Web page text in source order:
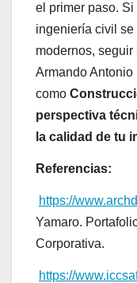
el primer paso.
ingeniería civil
modernos,
Armando
como
perspectiva
la calidad de tu
Referencias:
https://
Yamaro.
Corporativa.
https://